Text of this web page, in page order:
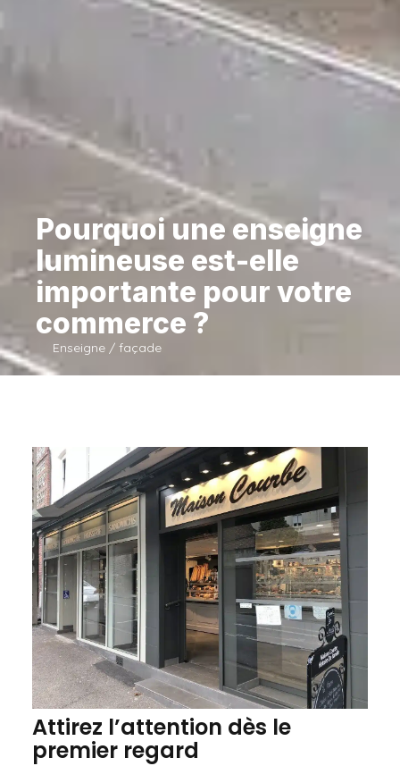
Pourquoi une enseigne
lumineuse est-elle
importante pour votre
commerce ?
Enseigne / façade
Attirez l’attention dès le
premier regard